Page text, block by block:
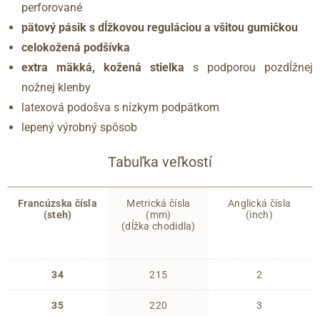
perforované
pätový pásik s dĺžkovou reguláciou a všitou gumičkou
celokožená podšívka
extra mäkká, kožená stielka s podporou pozdĺžnej
nožnej klenby
latexová podošva s nízkym podpätkom
lepený výrobný spôsob
Tabuľka veľkostí
Francúzska čísla
(steh)
34
35
Metrická čísla
(mm)
(dĺžka chodidla)
215
220
Anglická čísla
(inch)
2
3